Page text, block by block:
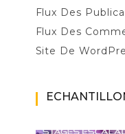
Flux Des
Flux Des
Site De